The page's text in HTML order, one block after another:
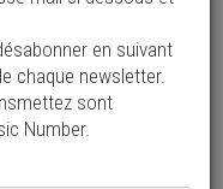
en suivant
chaque newsletter.
sont
Number.